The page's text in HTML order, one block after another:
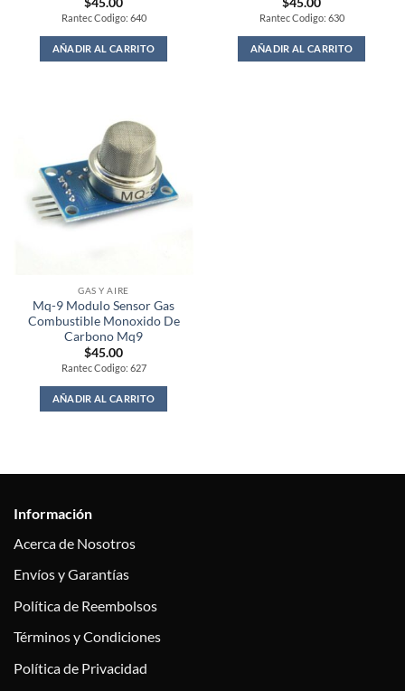
$45.00
Rantec Codigo: 640
AÑADIR AL CARRITO
$45.00
Rantec Codigo: 630
AÑADIR AL CARRITO
GAS Y AIRE
Mq-9 Modulo Sensor Gas
Combustible Monoxido De
Carbono Mq9
$45.00
Rantec Codigo: 627
AÑADIR AL CARRITO
Información
Acerca de Nosotros
Envíos y Garantías
Política de Reembolsos
Términos y Condiciones
Política de Privacidad